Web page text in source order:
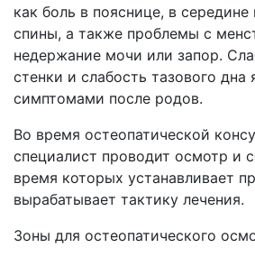
как боль в пояснице, в
спины, а также проблемы с
недержание мочи или запор.
стенки и слабость тазового
симптомами после родов.
Во время остеопатической
специалист проводит осмотр и
время которых устанавливает
вырабатывает тактику лечения.
Зоны для остеопатического